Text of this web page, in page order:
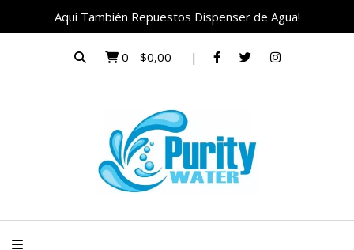
Aquí También Repuestos Dispenser de Agua!
0 - $0,00